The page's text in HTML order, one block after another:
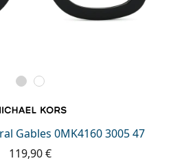
Gables 0MK4160 3005 47
119,90 €